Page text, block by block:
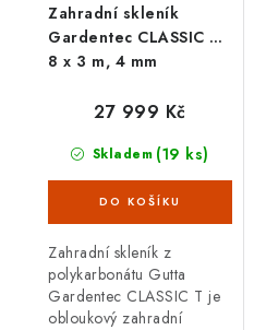
Zahradní skleník
Gardentec CLASSIC T
8 x 3 m, 4 mm
Skladem (19 ks)
27 999 Kč
Zahradní skleník z
polykarbonátu Gutta
Gardentec CLASSIC T je
obloukový zahradní